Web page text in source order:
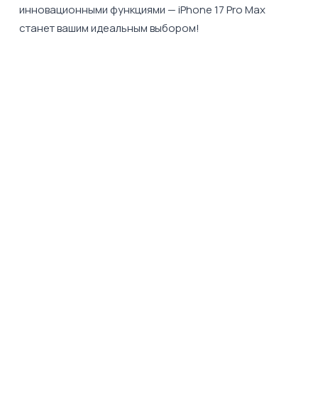
инновационными функциями — iPhone 17 Pro Max
станет вашим идеальным выбором!